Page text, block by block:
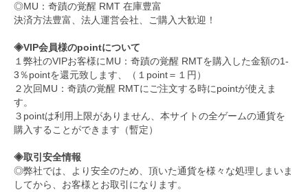
◎MU：奇蹟の覚醒 RMT 在庫豊富
決済方法豊富、法人運営会社、ご購入大歓迎！
◈VIP会員様のpointについて
１弊社のVIPお客様にMU：奇蹟の覚醒 RMTを購入した金額の1-
3％pointを還元致します、（１point＝１円）
２次回MU：奇蹟の覚醒 RMTにご注文する時にpointが使えま
す。
３pointは利用上限がありません、本サイトの全ゲームの通貨を
購入することができます（暫定）
◈取引安全情報
◎弊社では、より安全のため、頂いた通貨を様々な処理しまいま
してから、お客様とお取引になります。